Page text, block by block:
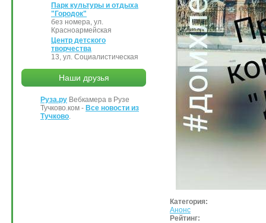
Категория:
Анонс
Рейтинг:
Парк культуры и отдыха
"Городок"
без номера, ул.
Красноармейская
Центр детского
творчества
13, ул. Социалистическая
Наши друзья
Руза.ру Вебкамера в Рузе
Тучково.ком - Все новости из
Тучково.